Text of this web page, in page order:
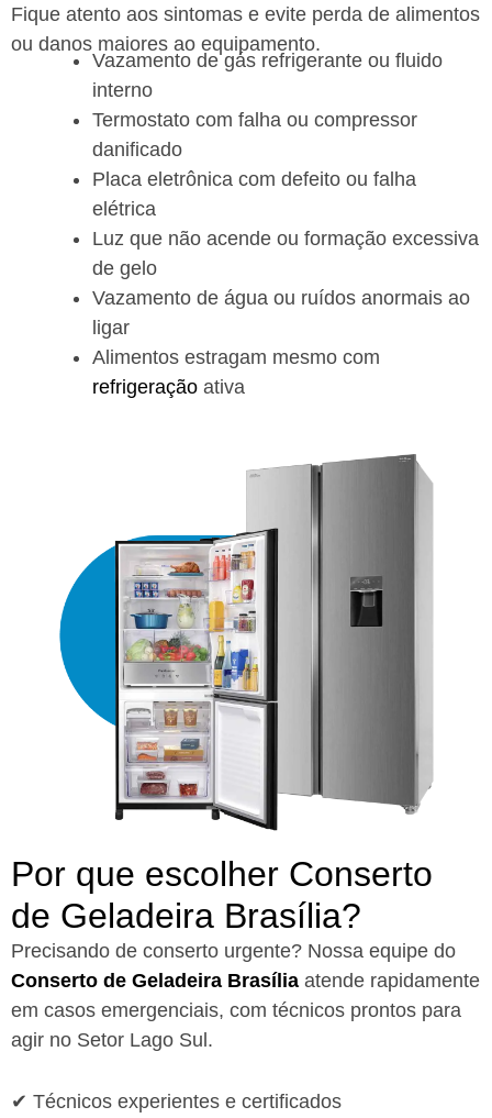
Fique atento aos sintomas e evite perda de alimentos
ou danos maiores ao equipamento.
Vazamento de gás refrigerante ou fluido
interno
Termostato com falha ou compressor
danificado
Placa eletrônica com defeito ou falha
elétrica
Luz que não acende ou formação excessiva
de gelo
Vazamento de água ou ruídos anormais ao
ligar
Alimentos estragam mesmo com
refrigeração ativa
Por que escolher Conserto
de Geladeira Brasília?​
Precisando de conserto urgente? Nossa equipe do
Conserto de Geladeira Brasília atende rapidamente
em casos emergenciais, com técnicos prontos para
agir no Setor Lago Sul.
✔ Técnicos experientes e certificados